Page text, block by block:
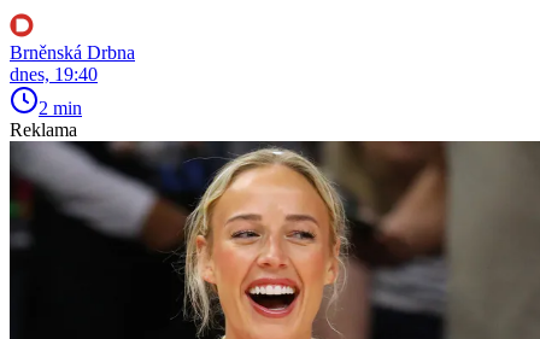
Brněnská Drbna
dnes, 19:40
2 min
Reklama